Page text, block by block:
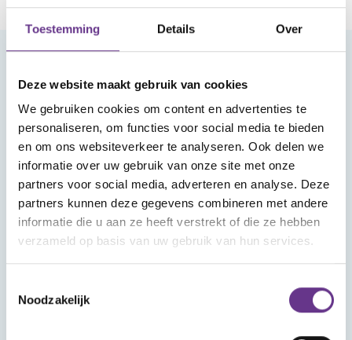
Toestemming Details Over
Deze website maakt gebruik van cookies
We gebruiken cookies om content en advertenties te
personaliseren, om functies voor social media te bieden
en om ons websiteverkeer te analyseren. Ook delen we
informatie over uw gebruik van onze site met onze
partners voor social media, adverteren en analyse. Deze
partners kunnen deze gegevens combineren met andere
informatie die u aan ze heeft verstrekt of die ze hebben
verzameld op basis van uw gebruik van hun services.
Noodzakelijk
Meld je aan voor onze nieuwsbrief
Aanmelden